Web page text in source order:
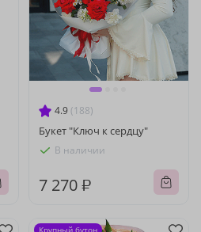
4.9 (188)
Букет "Ключ к сердцу"
В наличии
7 270 ₽
Крупный бутон